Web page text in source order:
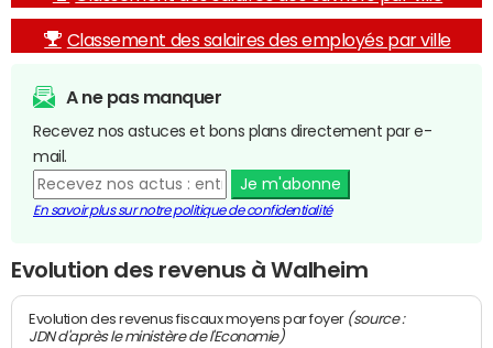
Classement des salaires des employés par ville
A ne pas manquer
Recevez nos astuces et bons plans directement par e-
mail.
Je m'abonne
En savoir plus sur notre politique de confidentialité
Evolution des revenus à Walheim
Evolution des revenus fiscaux moyens par foyer (source :
JDN d'après le ministère de l'Economie)